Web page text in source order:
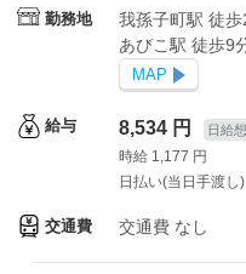
勤務地
我孫子町駅 徒歩
あびこ駅 徒歩9
MAP
給与 8,534 円 日給
時給 1,177 円
日払い(当日手渡し)
交通費 交通費 なし